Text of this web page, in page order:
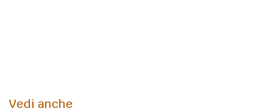
Vedi anche